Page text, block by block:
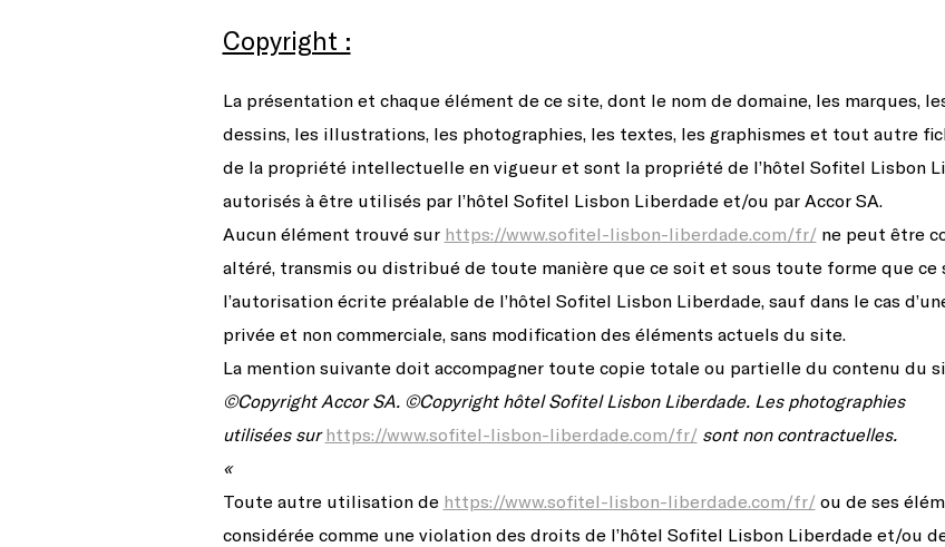
Copyright :
La présentation et chaque élément de ce site, dont le nom de domaine, les marques,
dessins, les illustrations, les photographies, les textes, les graphismes et tout autre
de la propriété intellectuelle en vigueur et sont la propriété de l’hôtel Sofitel Lisbon
autorisés à être utilisés par l’hôtel Sofitel Lisbon Liberdade et/ou par Accor SA.
Aucun élément trouvé sur https://www.sofitel-lisbon-liberdade.com/fr/ ne peut être
altéré, transmis ou distribué de toute manière que ce soit et sous toute forme que ce
l’autorisation écrite préalable de l’hôtel Sofitel Lisbon Liberdade, sauf dans le cas
privée et non commerciale, sans modification des éléments actuels du site.
La mention suivante doit accompagner toute copie totale ou partielle du contenu du
©Copyright Accor SA. ©Copyright hôtel Sofitel Lisbon Liberdade. Les photographies
utilisées surhttps://www.sofitel-lisbon-liberdade.com/fr/ sont non contractuelles.
«
Toute autre utilisation de https://www.sofitel-lisbon-liberdade.com/fr/ ou de ses
considérée comme une violation des droits de l’hôtel Sofitel Lisbon Liberdade et/ou